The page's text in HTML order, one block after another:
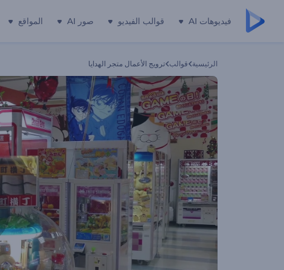
فيديوهات AI قوالب الفيديو صور AI المواقع
الرئيسية قوالب ترويج الأعمال متجر الهدايا